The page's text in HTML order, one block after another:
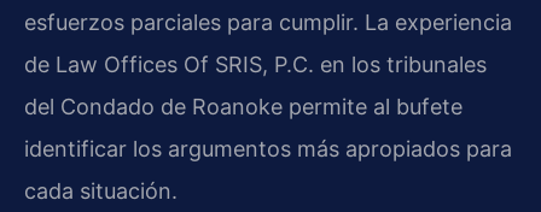
esfuerzos parciales para cumplir. La experiencia
de Law Offices Of SRIS, P.C. en los tribunales
del Condado de Roanoke permite al bufete
identificar los argumentos más apropiados para
cada situación.